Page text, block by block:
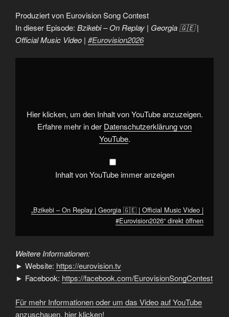
Produziert von Eurovision Song Contest
In dieser Episode: Bzikebi – On Replay | Georgia 🇬🇪 |
Official Music Video | #Eurovision2026
„Bzikebi
Official
Hier klicken, um den Inhalt von YouTube anzuzeigen.
Erfahre mehr in der Datenschutzerklärung von
YouTube.
Inhalt von YouTube immer anzeigen
„Bzikebi – On Replay | Georgia 🇬🇪 | Official Music Video |
#Eurovision2026“ direkt öffnen
Weitere Informationen:
► Website: https://eurovision.tv
► Facebook: https://facebook.com/EurovisionSongContest
Für mehr Informationen oder um das Video auf YouTube
anzuschauen, hier klicken!